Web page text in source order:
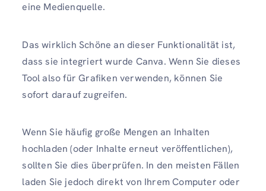
eine Medienquelle.
Das wirklich Schöne an dieser Funktionalität ist,
dass sie integriert wurde Canva. Wenn Sie dieses
Tool also für Grafiken verwenden, können Sie
sofort darauf zugreifen.
Wenn Sie häufig große Mengen an Inhalten
hochladen (oder Inhalte erneut veröffentlichen),
sollten Sie dies überprüfen. In den meisten Fällen
laden Sie jedoch direkt von Ihrem Computer oder